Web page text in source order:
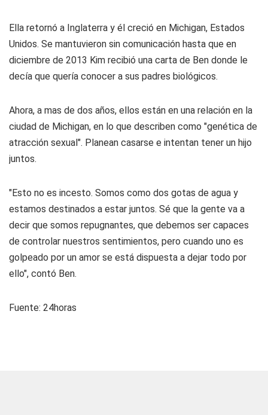
Ella retornó a Inglaterra y él creció en Michigan, Estados
Unidos. Se mantuvieron sin comunicación hasta que en
diciembre de 2013 Kim recibió una carta de Ben donde le
decía que quería conocer a sus padres biológicos.
Ahora, a mas de dos años, ellos están en una relación en la
ciudad de Michigan, en lo que describen como "genética de
atracción sexual". Planean casarse e intentan tener un hijo
juntos.
"Esto no es incesto. Somos como dos gotas de agua y
estamos destinados a estar juntos. Sé que la gente va a
decir que somos repugnantes, que debemos ser capaces
de controlar nuestros sentimientos, pero cuando uno es
golpeado por un amor se está dispuesta a dejar todo por
ello", contó Ben.
Fuente: 24horas